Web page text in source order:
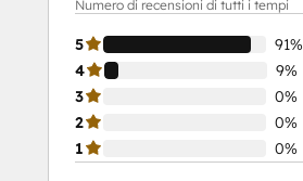
Numero di recensioni di tutti i tempi
5
91%
4
9%
3
0%
2
0%
1
0%